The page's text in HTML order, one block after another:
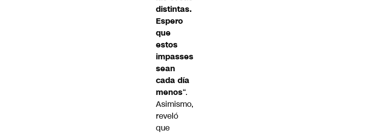
distintas.
Espero
que
estos
impasses
sean
cada día
menos“.
Asimismo,
reveló
que